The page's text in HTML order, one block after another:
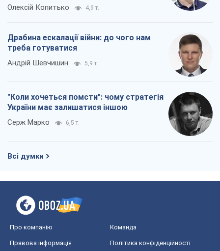
Олексій Копитько 4,9 т.
Драбина ескалації війни: до чого нам
треба готуватися
Андрій Шевчишин 5,9 т.
"Коли хочеться помсти": чому стратегія
України має залишатися іншою
Серж Марко 6,5 т.
Всі думки
Про компанію Команда
Правова інформація Політика конфіденційності